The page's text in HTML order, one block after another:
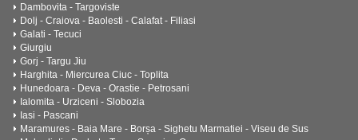
Dambovita - Targoviste
Dolj - Craiova - Baolesti - Calafat - Filiasi
Galati - Tecuci
Giurgiu
Gorj - Targu Jiu
Harghita - Miercurea Ciuc - Toplita
Hunedoara - Deva - Orastie - Petrosani
Ialomita - Urziceni - Slobozia
Iasi - Pascani
Maramures - Baia Mare - Borșa - Sighetu Marmatiei - Viseu de Sus